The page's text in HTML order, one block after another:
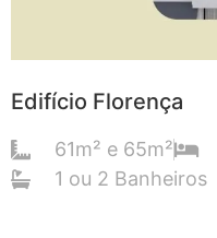
Edifício Florença
61m² e 65m²
1 ou 2 Banheiros